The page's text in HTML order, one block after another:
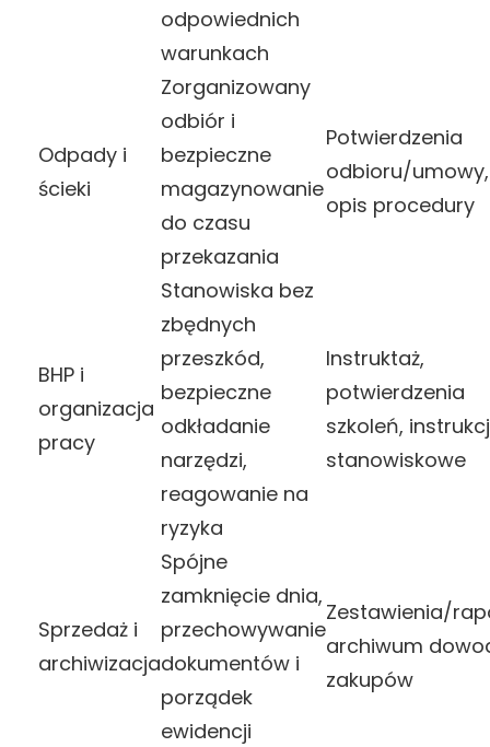
odpowiednich
warunkach
Odpady i
ścieki
Zorganizowany
odbiór i
bezpieczne
magazynowanie
do czasu
przekazania
Potwierdzenia
odbioru/umowy,
opis procedury
BHP i
organizacja
pracy
Stanowiska bez
zbędnych
przeszkód,
bezpieczne
odkładanie
narzędzi,
reagowanie na
ryzyka
Instruktaż,
potwierdzenia
szkoleń,
stanowiskowe
Sprzedaż i
archiwizacja
Spójne
zamknięcie dnia,
przechowywanie
dokumentów i
porządek
ewidencji
Zestawienia/
archiwum
zakupów